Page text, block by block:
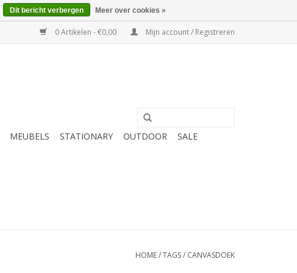
0 Artikelen - €0,00 Mijn account / Registreren
MEUBELS STATIONARY OUTDOOR
SALE
HOME/TAGS/ CANVASDOEK
Dit bericht verbergen Meer over cookies »